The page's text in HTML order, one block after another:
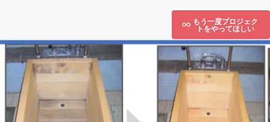
もう一度プロジェク
トをやってほしい